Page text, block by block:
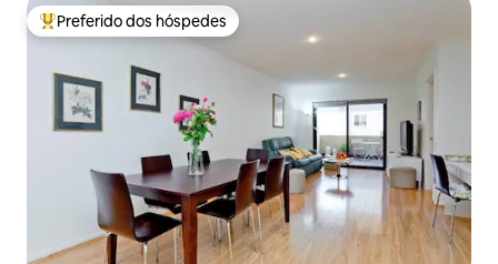
Entre os melhores preferidos dos hóspedes
Preferido dos hóspedes